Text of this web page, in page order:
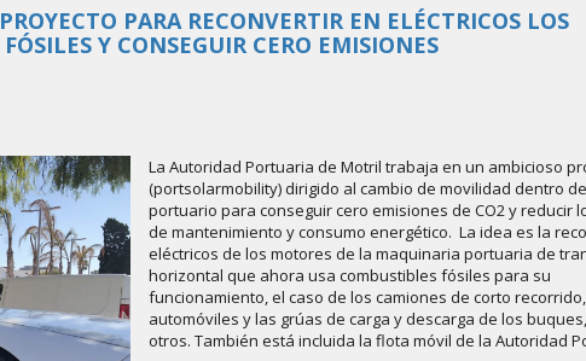
PARA RECONVERTIR EN ELÉCTRICOS LOS
Y CONSEGUIR CERO EMISIONES
La Autoridad Portuaria de Motril trabaja en un ambicioso
(portsolarmobility) dirigido al cambio de movilidad dentro
portuario para conseguir cero emisiones de CO2 y reducir
de mantenimiento y consumo energético. La idea es la
eléctricos de los motores de la maquinaria portuaria de
horizontal que ahora usa combustibles fósiles para su
funcionamiento, el caso de los camiones de corto recorrido,
automóviles y las grúas de carga y descarga de los
otros. También está incluida la flota móvil de la Autoridad